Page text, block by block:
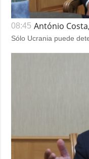
08:45 António
Sólo Ucrania puede